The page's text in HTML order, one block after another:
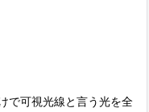
で可視光線と言う光を全